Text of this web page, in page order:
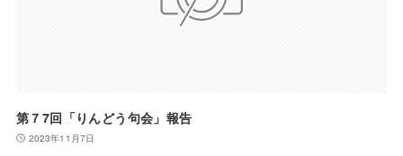
第７7回「りんどう句会」報告
2023年11月7日